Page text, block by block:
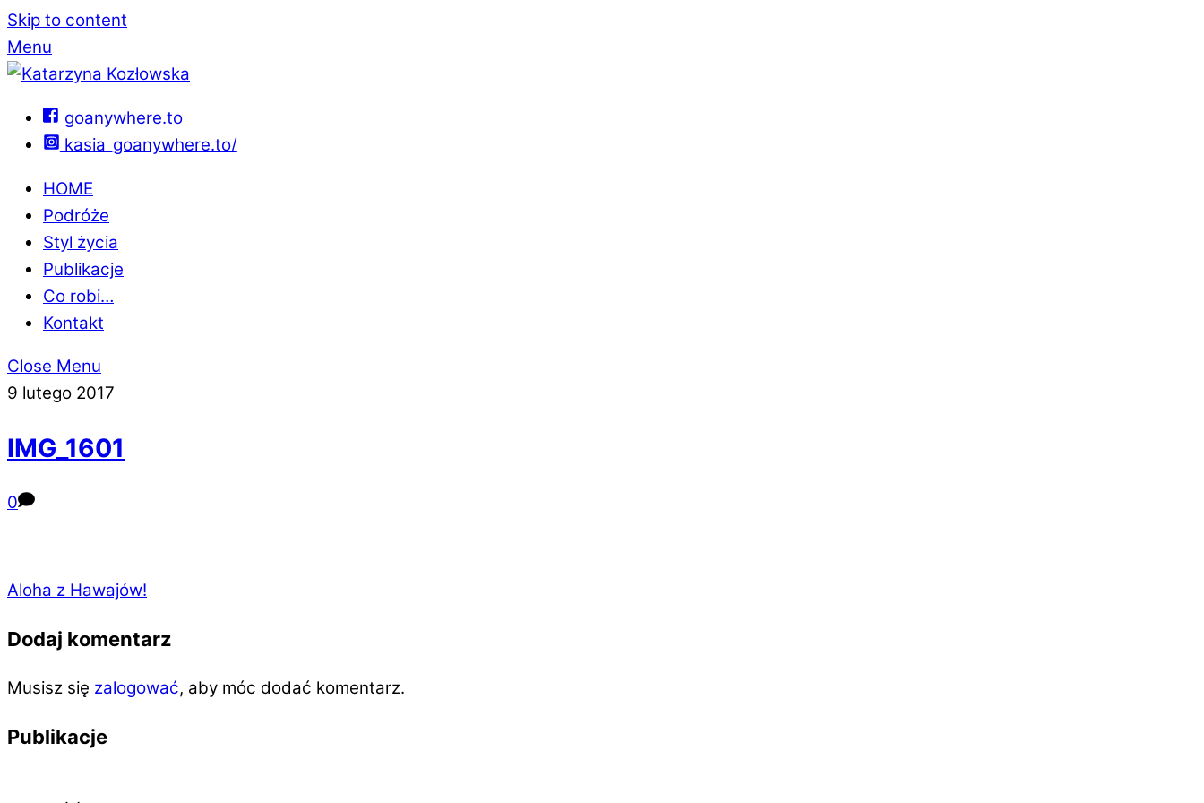
Skip to content
Menu
goanywhere.to
kasia_goanywhere.to/
HOME
Podróże
Styl życia
Publikacje
Co robi…
Kontakt
Close Menu
9 lutego 2017
IMG_1601
0
Aloha z Hawajów!
Dodaj komentarz
Musisz się zalogować, aby móc dodać komentarz.
Publikacje